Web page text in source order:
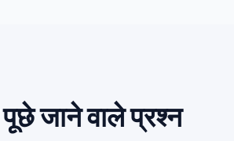
जाने वाले प्रश्न